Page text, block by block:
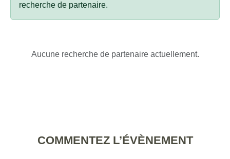
recherche de partenaire.
Aucune recherche de partenaire actuellement.
COMMENTEZ L’ÉVÈNEMENT